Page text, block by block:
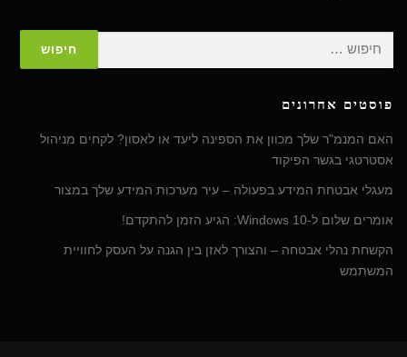
פוסטים אחרונים
האם המנמ"ר שלך מכוון את הספינה ליעד או לאסון? לקחים מניהול
אסטרטגי בגשר הפיקוד
מעגלי אבטחת המידע בפעולה – עיר מערכות המידע שלך במצור
אומרים שלום ל-Windows 10: הגיע הזמן להתקדם!
הקשחת נהלי אבטחה – והצורך לאזן בין הגנה על העסק לחוויית
המשתמש